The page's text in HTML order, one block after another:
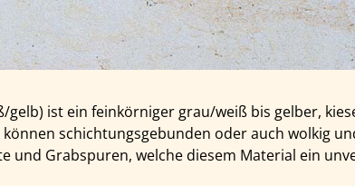
ist ein feinkörniger grau/weiß bis gelber,
schichtungsgebunden oder auch wolkig
und Grabspuren, welche diesem Material ein